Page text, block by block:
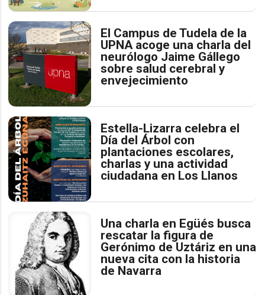
El Campus de Tudela de la
UPNA acoge una charla del
neurólogo Jaime Gállego
sobre salud cerebral y
envejecimiento
Estella-Lizarra celebra el
Día del Árbol con
plantaciones escolares,
charlas y una actividad
ciudadana en Los Llanos
Una charla en Egüés busca
rescatar la figura de
Gerónimo de Uztáriz en una
nueva cita con la historia
de Navarra